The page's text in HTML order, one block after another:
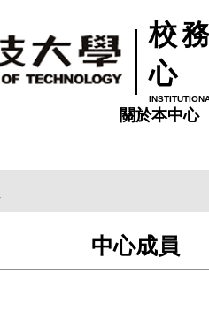
校
心
關於本中心
中心成員